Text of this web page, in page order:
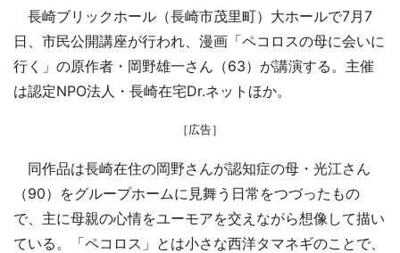
長崎ブリックホール（長崎市茂里町）大ホールで7月7
日、市民公開講座が行われ、漫画「ペコロスの母に会いに
行く」の原作者・岡野雄一さん（63）が講演する。主催
は認定NPO法人・長崎在宅Dr.ネットほか。
［広告］
同作品は長崎在住の岡野さんが認知症の母・光江さん
（90）をグループホームに見舞う日常をつづったもの
で、主に母親の心情をユーモアを交えながら想像して描い
ている。「ペコロス」とは小さな西洋タマネギのことで、